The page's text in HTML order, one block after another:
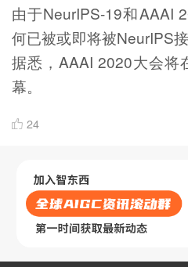
由于NeurIPS-19和AAAI
何已被或即将被NeurIPS
据悉，AAAI 2020大会
幕。
24